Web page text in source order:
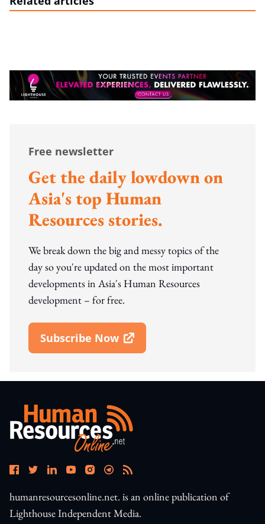
Free newsletter
Get the daily lowdown on
Asia's top Human
Resources stories.
We break down the big and messy topics of the
day so you're updated on the most important
developments in Asia's Human Resources
development – for free.
Subscribe Now
Open In New Window
humanresourcesonline.net. is an online publication of
Lighthouse Independent Media.